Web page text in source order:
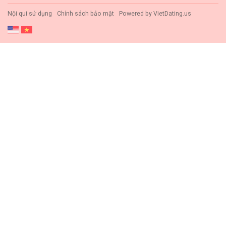
Nội qui sử dụng Chính sách bảo mật Powered by VietDating.us